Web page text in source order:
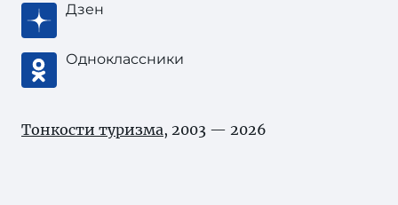
Дзен
Одноклассники
Тонкости туризма, 2003 — 2026